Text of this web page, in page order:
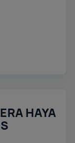
HAYA